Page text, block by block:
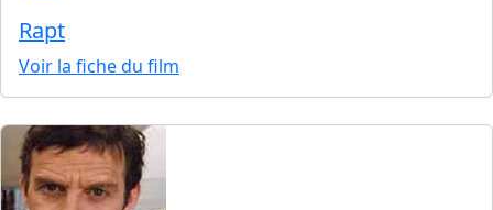
Rapt
Voir la fiche du film